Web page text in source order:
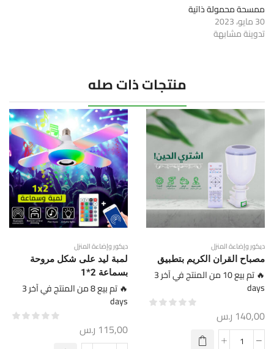
ممسحة محمولة ذاتية
30 مايو، 2023
تدوينة مشابهة
منتجات ذات صله
ديكور وإضاءة المنزل
مصباح القران الكريم بتطبيق
🔥 تم بيع 10 من المنتج في آخر 3
days
140,00 ر.س
ديكور وإضاءة المنزل
لمبة ليد على شكل مروحة
بسماعة 2*1
🔥 تم بيع 8 من المنتج في آخر 3
days
115,00 ر.س